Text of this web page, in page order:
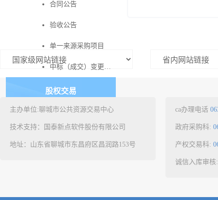
合同公告
验收公告
单一来源采购项目
中标（成交）变更公告
股权交易
主办单位:聊城市公共资源交易中心
技术支持：国泰新点软件股份有限公司
地址：山东省聊城市东昌府区昌润路153号
ca办理电话
政府采购科:
产权交易科:
诚信入库审